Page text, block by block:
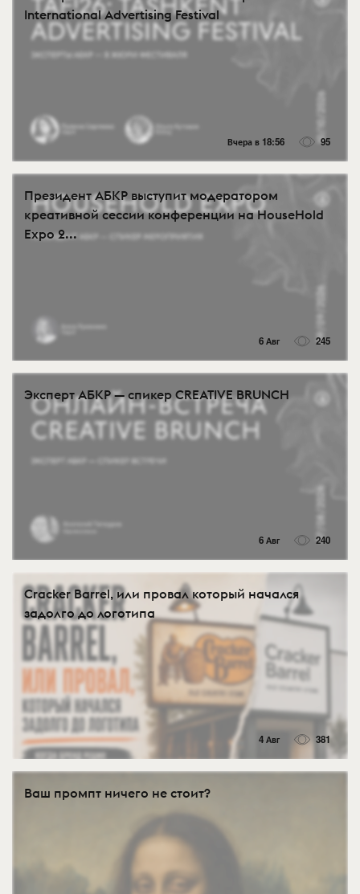
International Advertising Festival
Вчера в 18:56 95
Президент АБКР выступит модератором
креативной сессии конференции на HouseHold
Expo 2...
6 Авг 245
Эксперт АБКР — спикер CREATIVE BRUNCH
6 Авг 240
Cracker Barrel, или провал который начался
задолго до логотипа
4 Авг 381
Ваш промпт ничего не стоит?